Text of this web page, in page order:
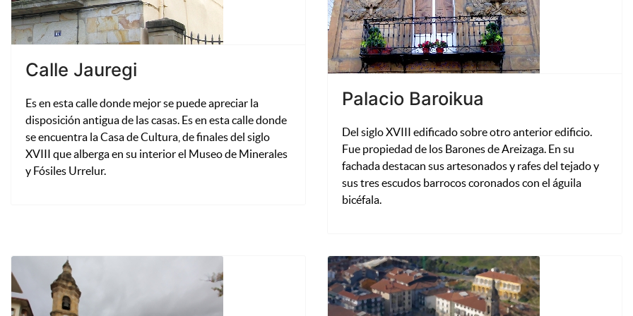
Calle Jauregi
Es en esta calle donde mejor se puede apreciar la
disposición antigua de las casas. Es en esta calle donde
se encuentra la Casa de Cultura, de finales del siglo
XVIII que alberga en su interior el Museo de Minerales
y Fósiles Urrelur.
Palacio Baroikua
Del siglo XVIII edificado sobre otro anterior edificio.
Fue propiedad de los Barones de Areizaga. En su
fachada destacan sus artesonados y rafes del tejado y
sus tres escudos barrocos coronados con el águila
bicéfala.